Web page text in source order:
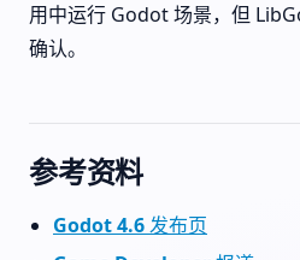
用中运行 Godot 场景，但
确认。
参考资料
Godot 4.6 发布页